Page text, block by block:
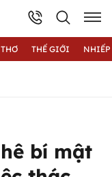
THẾ GIỚI
bí mật